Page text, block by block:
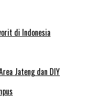
di Indonesia
Jateng dan DIY